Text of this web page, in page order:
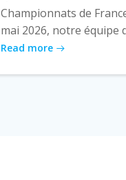
Championnats de
mai 2026, notre équipe
Read more